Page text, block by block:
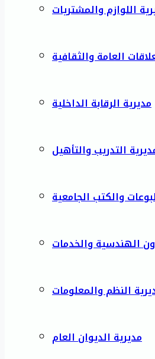
اللوازم والمشتريات
العامة والثقافية
مديرية الرقابة الداخلية
التدريب والتأهيل
والكتب الجامعية
الهندسية والخدمات
النظم والمعلومات
مديرية الديوان العام